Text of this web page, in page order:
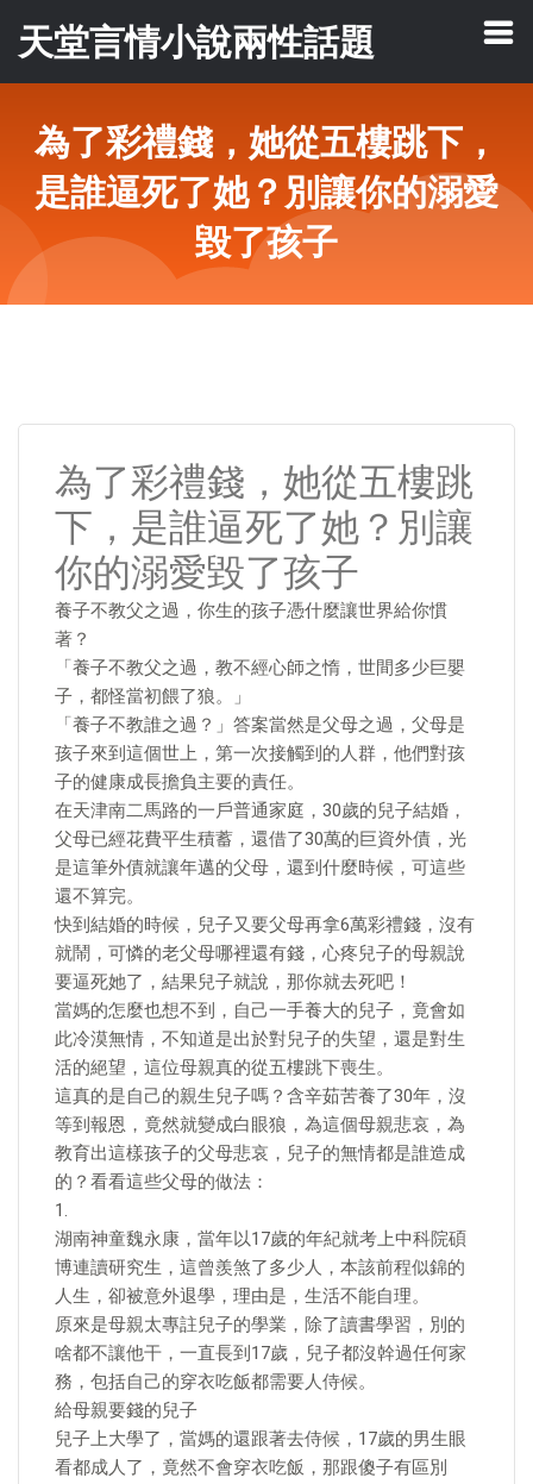
天堂言情小說兩性話題
為了彩禮錢，她從五樓跳下，
是誰逼死了她？別讓你的溺愛
毀了孩子
為了彩禮錢，她從五樓跳
下，是誰逼死了她？別讓
你的溺愛毀了孩子
養子不教父之過，你生的孩子憑什麼讓世界給你慣
著？
「養子不教父之過，教不經心師之惰，世間多少巨嬰
子，都怪當初餵了狼。」
「養子不教誰之過？」答案當然是父母之過，父母是
孩子來到這個世上，第一次接觸到的人群，他們對孩
子的健康成長擔負主要的責任。
在天津南二馬路的一戶普通家庭，30歲的兒子結婚，
父母已經花費平生積蓄，還借了30萬的巨資外債，光
是這筆外債就讓年邁的父母，還到什麼時候，可這些
還不算完。
快到結婚的時候，兒子又要父母再拿6萬彩禮錢，沒有
就鬧，可憐的老父母哪裡還有錢，心疼兒子的母親說
要逼死她了，結果兒子就說，那你就去死吧！
當媽的怎麼也想不到，自己一手養大的兒子，竟會如
此冷漠無情，不知道是出於對兒子的失望，還是對生
活的絕望，這位母親真的從五樓跳下喪生。
這真的是自己的親生兒子嗎？含辛茹苦養了30年，沒
等到報恩，竟然就變成白眼狼，為這個母親悲哀，為
教育出這樣孩子的父母悲哀，兒子的無情都是誰造成
的？看看這些父母的做法：
1.
湖南神童魏永康，當年以17歲的年紀就考上中科院碩
博連讀研究生，這曾羨煞了多少人，本該前程似錦的
人生，卻被意外退學，理由是，生活不能自理。
原來是母親太專註兒子的學業，除了讀書學習，別的
啥都不讓他干，一直長到17歲，兒子都沒幹過任何家
務，包括自己的穿衣吃飯都需要人侍候。
給母親要錢的兒子
兒子上大學了，當媽的還跟著去侍候，17歲的男生眼
看都成人了，竟然不會穿衣吃飯，那跟傻子有區別